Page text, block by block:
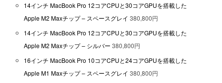
14インチ MacBook Pro 12コアCPUと30コアGPUを搭載した
Apple M2 Maxチップ – スペースグレイ 380,800円
14インチ MacBook Pro 12コアCPUと30コアGPUを搭載した
Apple M2 Maxチップ – シルバー 380,800円
16インチ MacBook Pro 10コアCPUと24コアGPUを搭載した
Apple M1 Maxチップ – スペースグレイ 380,800円